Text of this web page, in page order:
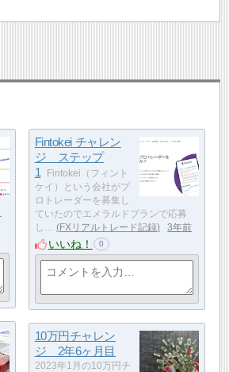
Fintokei チャレン
ジ ステップ
1
Fintokei（フィント
ケイ）という会社がプ
ロトレーダーを募集し
ていたのでエメラルドプランで応募
し…
FXリアルトレード記録 3年前
いいね！ 0
10万円チャレン
ジ 2年6ヶ月目
2023年1月の10万円チ